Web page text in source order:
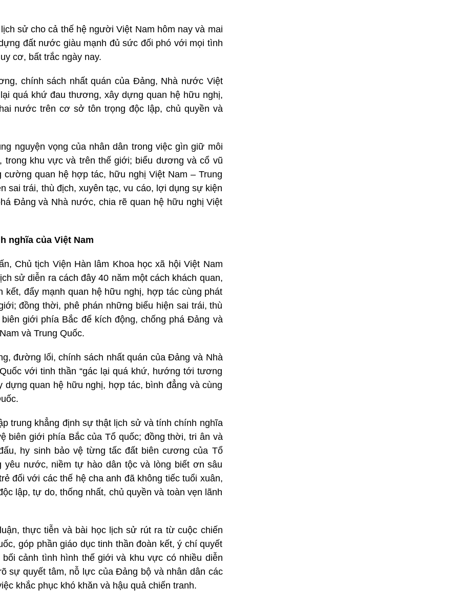
sử cho cả thế hệ người Việt Nam hôm nay và mai
đất nước giàu mạnh đủ sức đối phó với mọi tình
cơ, bất trắc ngày nay.
chính sách nhất quán của Đảng, Nhà nước Việt
quá khứ đau thương, xây dựng quan hệ hữu nghị,
nước trên cơ sở tôn trọng độc lập, chủ quyền và
nguyện vọng của nhân dân trong việc gìn giữ môi
khu vực và trên thế giới; biểu dương và cổ vũ
quan hệ hợp tác, hữu nghị Việt Nam – Trung
sai trái, thù địch, xuyên tạc, vu cáo, lợi dụng sự kiện
Đảng và Nhà nước, chia rẽ quan hệ hữu nghị Việt
nghĩa của Việt Nam
Chủ tịch Viện Hàn lâm Khoa học xã hội Việt Nam
sử diễn ra cách đây 40 năm một cách khách quan,
đẩy mạnh quan hệ hữu nghị, hợp tác cùng phát
đồng thời, phê phán những biểu hiện sai trái, thù
giới phía Bắc để kích động, chống phá Đảng và
và Trung Quốc.
đường lối, chính sách nhất quán của Đảng và Nhà
với tinh thần “gác lại quá khứ, hướng tới tương
dựng quan hệ hữu nghị, hợp tác, bình đẳng và cùng
trung khẳng định sự thật lịch sử và tính chính nghĩa
biên giới phía Bắc của Tổ quốc; đồng thời, tri ân và
hy sinh bảo vệ từng tấc đất biên cương của Tổ
yêu nước, niềm tự hào dân tộc và lòng biết ơn sâu
đối với các thế hệ cha anh đã không tiếc tuổi xuân,
lập, tự do, thống nhất, chủ quyền và toàn vẹn lãnh
thực tiễn và bài học lịch sử rút ra từ cuộc chiến
góp phần giáo dục tinh thần đoàn kết, ý chí quyết
cảnh tình hình thế giới và khu vực có nhiều diễn
sự quyết tâm, nỗ lực của Đảng bộ và nhân dân các
khắc phục khó khăn và hậu quả chiến tranh.